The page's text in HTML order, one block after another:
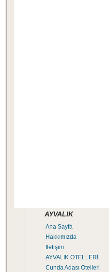
AYVALIK
Ana Sayfa
Hakkımızda
İletişim
AYVALIK OTELLERİ
Cunda Adası Otelleri